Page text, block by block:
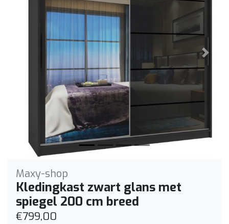
Maxy-shop
Kledingkast zwart glans met
spiegel 200 cm breed
€799,00